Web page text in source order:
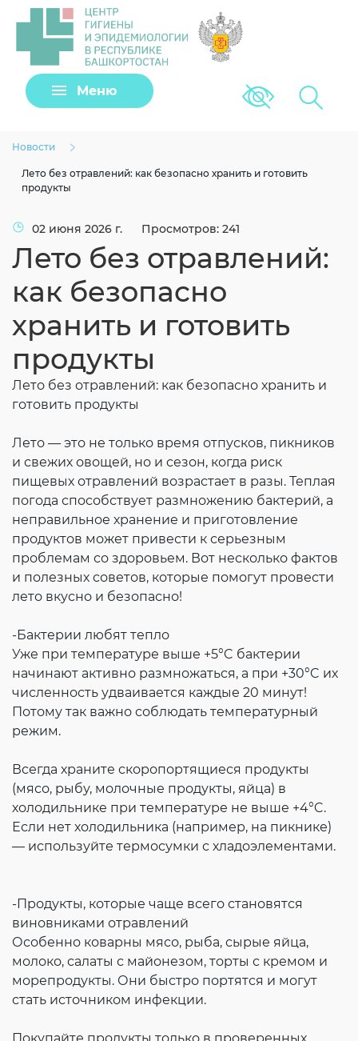
Меню Версия для
Новости
Лето без отравлений: как безопасно хранить и готовить
продукты
02 июня 2026 г. Просмотров: 241
Лето без отравлений:
как безопасно
хранить и готовить
продукты
Лето без отравлений: как безопасно хранить и
готовить продукты
Лето — это не только время отпусков, пикников
и свежих овощей, но и сезон, когда риск
пищевых отравлений возрастает в разы. Теплая
погода способствует размножению бактерий, а
неправильное хранение и приготовление
продуктов может привести к серьезным
проблемам со здоровьем. Вот несколько фактов
и полезных советов, которые помогут провести
лето вкусно и безопасно!
-Бактерии любят тепло
Уже при температуре выше +5°C бактерии
начинают активно размножаться, а при +30°C их
численность удваивается каждые 20 минут!
Потому так важно соблюдать температурный
режим.
Всегда храните скоропортящиеся продукты
(мясо, рыбу, молочные продукты, яйца) в
холодильнике при температуре не выше +4°C.
Если нет холодильника (например, на пикнике)
— используйте термосумки с хладоэлементами.
-Продукты, которые чаще всего становятся
виновниками отравлений
Особенно коварны мясо, рыба, сырые яйца,
молоко, салаты с майонезом, торты с кремом и
морепродукты. Они быстро портятся и могут
стать источником инфекции.
Задать вопрос
Клещи
Загрузить файл
Согласие на обработку личных данных
Введите слово с картинки*: